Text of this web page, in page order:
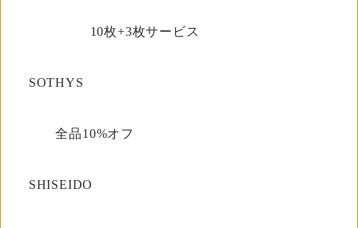
10枚+3枚サービス
SOTHYS
全品10%オフ
SHISEIDO